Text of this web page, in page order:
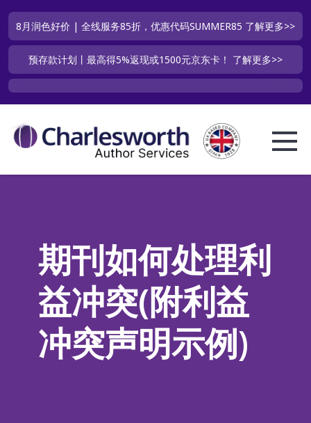
8月润色好价 | 全线服务85折，优惠代码SUMMER85 了解更多>>
预存款计划丨最高得5%返现或1500元京东卡！ 了解更多>>
期刊如何处理利
益冲突(附利益
冲突声明示例)